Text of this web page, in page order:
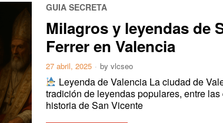
GUIA SECRETA
Milagros y leyendas de
Ferrer en Valencia
27 abril, 2025 byvlcseo
Leyenda de Valencia La ciudad de
tradición de leyendas populares, entre
historia de San Vicente